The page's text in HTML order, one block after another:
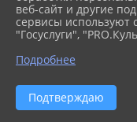
Эпоха ПетраI
грандиозными
областях жизни
За годы
Россия
веб-сайт и другие
сервисы используют
"Госуслуги",
Подробнее
Подтверждаю